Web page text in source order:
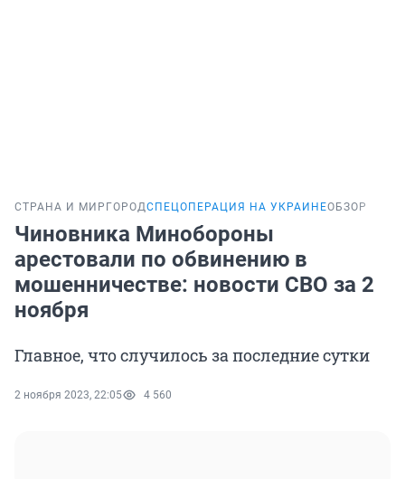
СТРАНА И МИР ГОРОДСПЕЦОПЕРАЦИЯ НА УКРАИНЕОБЗОР
Чиновника Минобороны
арестовали по обвинению в
мошенничестве: новости СВО за 2
ноября
Главное, что случилось за последние сутки
2 ноября 2023, 22:05 4 560